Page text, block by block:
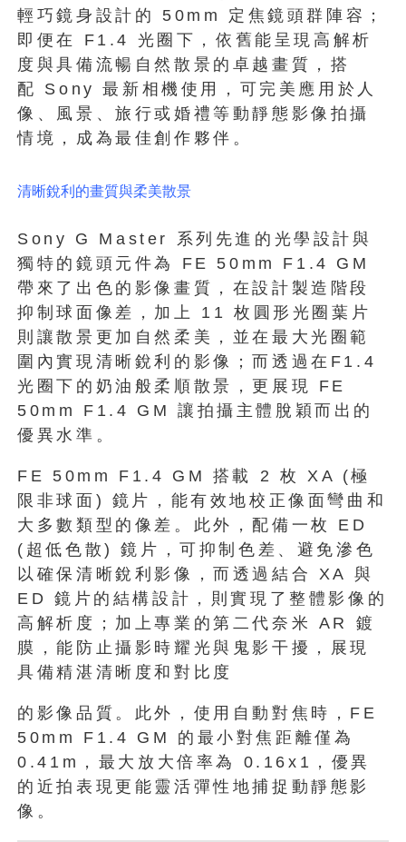
輕巧鏡身設計的 50mm 定焦鏡頭群陣容；
即便在 F1.4 光圈下，依舊能呈現高解析
度與具備流暢自然散景的卓越畫質，搭
配 Sony 最新相機使用，可完美應用於人
像、風景、旅行或婚禮等動靜態影像拍攝
情境，成為最佳創作夥伴。
清晰銳利的畫質與柔美散景
Sony G Master 系列先進的光學設計與
獨特的鏡頭元件為 FE 50mm F1.4 GM
帶來了出色的影像畫質，在設計製造階段
抑制球面像差，加上 11 枚圓形光圈葉片
則讓散景更加自然柔美，並在最大光圈範
圍內實現清晰銳利的影像；而透過在F1.4
光圈下的奶油般柔順散景，更展現 FE
50mm F1.4 GM 讓拍攝主體脫穎而出的
優異水準。
FE 50mm F1.4 GM 搭載 2 枚 XA (極
限非球面) 鏡片，能有效地校正像面彎曲和
大多數類型的像差。此外，配備一枚 ED
(超低色散) 鏡片，可抑制色差、避免滲色
以確保清晰銳利影像，而透過結合 XA 與
ED 鏡片的結構設計，則實現了整體影像的
高解析度；加上專業的第二代奈米 AR 鍍
膜，能防止攝影時耀光與鬼影干擾，展現
具備精湛清晰度和對比度
的影像品質。此外，使用自動對焦時，FE
50mm F1.4 GM 的最小對焦距離僅為
0.41m，最大放大倍率為 0.16x1，優異
的近拍表現更能靈活彈性地捕捉動靜態影
像。